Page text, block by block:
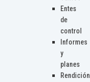
Entes
de
control
Informes
y
planes
Rendición